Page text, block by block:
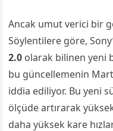
Ancak umut verici bir
Söylentilere göre,
2.0 olarak bilinen yeni
bu güncellemenin Mart
iddia ediliyor. Bu yeni
ölçüde artırarak
daha yüksek kare